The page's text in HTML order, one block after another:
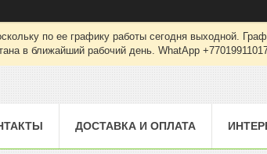
по ее графику работы сегодня выходной.
в ближайший рабочий день. WhatApp
ДОСТАВКА И ОПЛАТА